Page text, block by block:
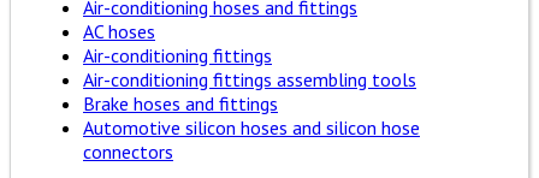
Air-conditioning hoses and fittings
AC hoses
Air-conditioning fittings
Air-conditioning fittings assembling tools
Brake hoses and fittings
Automotive silicon hoses and silicon hose
connectors